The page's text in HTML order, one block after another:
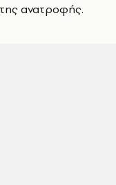
της ανατροφής.